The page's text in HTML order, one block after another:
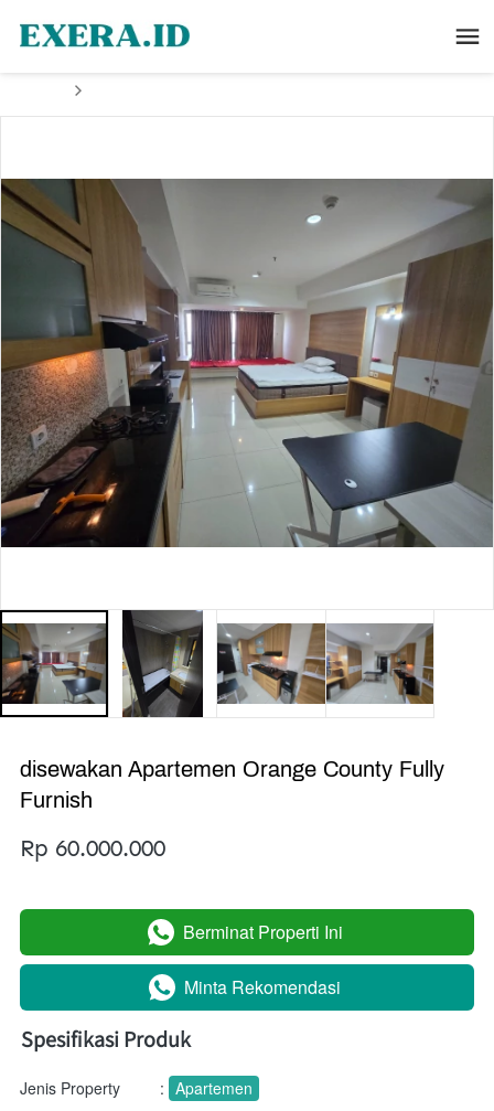
disewakan Apartemen Orange County Fully
Furnish
Rp 60.000.000
` Berminat Properti Ini
` Minta Rekomendasi
Spesifikasi Produk
Jenis Property : Apartemen